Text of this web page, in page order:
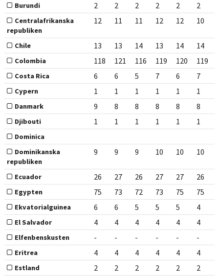
Burundi 2 2 2 2 2 2
Centralafrikanska
republiken
12 11 11 12 12 10
Chile 13 13 14 13 14 14
Colombia 118 121 116 119 120 119
Costa Rica 6 6 5 7 6 7
Cypern 1 1 1 1 1 1
Danmark 9 8 8 8 8 8
Djibouti 1 1 1 1 1 1
Dominica
Dominikanska
republiken
9 9 9 10 10 10
Ecuador 26 27 26 27 27 26
Egypten 75 73 72 73 75 75
Ekvatorialguinea 6 6 5 5 5 4
El Salvador 4 4 4 4 4 4
Elfenbenskusten - - - - - -
Eritrea 4 4 4 4 4 4
Estland 2 2 2 2 2 2